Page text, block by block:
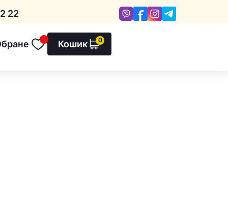
22 ViberFacebookInstagram
Кошик 0